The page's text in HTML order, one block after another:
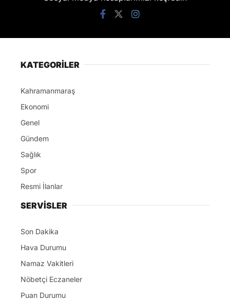
KATEGORİLER
Kahramanmaraş
Ekonomi
Genel
Gündem
Sağlık
Spor
Resmi İlanlar
SERVİSLER
Son Dakika
Hava Durumu
Namaz Vakitleri
Nöbetçi Eczaneler
Puan Durumu